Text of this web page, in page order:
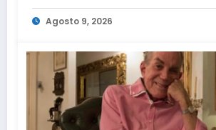
Agosto 9, 2026